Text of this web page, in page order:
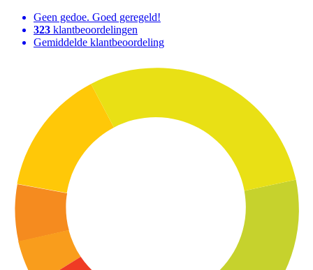
Geen gedoe. Goed geregeld!
323 klantbeoordelingen
Gemiddelde klantbeoordeling